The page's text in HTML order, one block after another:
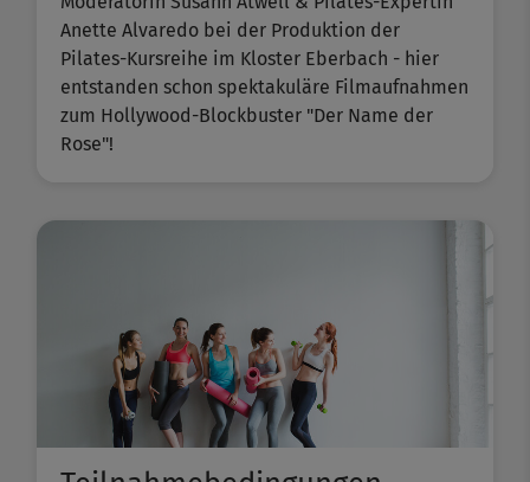
Anette Alvaredo bei der Produktion der
Pilates-Kursreihe im Kloster Eberbach - hier
entstanden schon spektakuläre Filmaufnahmen
zum Hollywood-Blockbuster "Der Name der
Rose"!